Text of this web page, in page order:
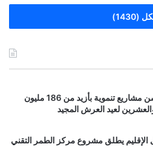
(1430)
عامل إقليم صفرو يطلق ويدشن مشاريع تنموية بأزيد من 186 مليون
لعيد العرش المجيد
الإقليم يطلق مشروع مركز الطمر التقني